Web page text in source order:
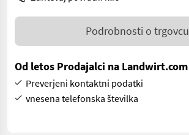
Podrobnosti o trgovcu
Od letos Prodajalci na Landwirt.com
Preverjeni kontaktni podatki
vnesena telefonska številka